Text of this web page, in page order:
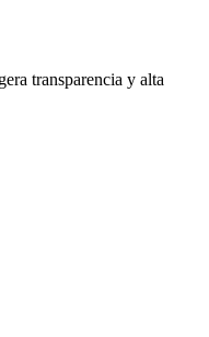
transparencia y alta